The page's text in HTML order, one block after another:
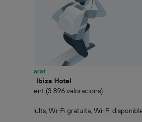
63% més barat
Suncoast Ibiza Hotel
8.8 Excel·lent (3.896 valoracions)
Només adults, Wi-Fi gratuïta, Wi-Fi